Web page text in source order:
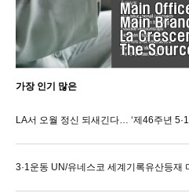
가장 인기 많은
LA서 오월 정신 되새긴다… ‘제46주년
3·1운동 UN/유네스코 세계기록유산등재